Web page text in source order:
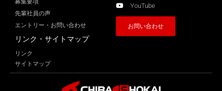
募集要項
先輩社員の声
エントリー・お問い合わせ
リンク・サイトマップ
リンク
サイトマップ
YouTube
お問い合わせ